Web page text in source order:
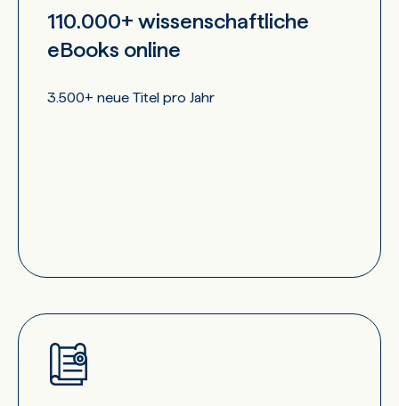
110.000+ wissenschaftliche
eBooks online
3.500+ neue Titel pro Jahr